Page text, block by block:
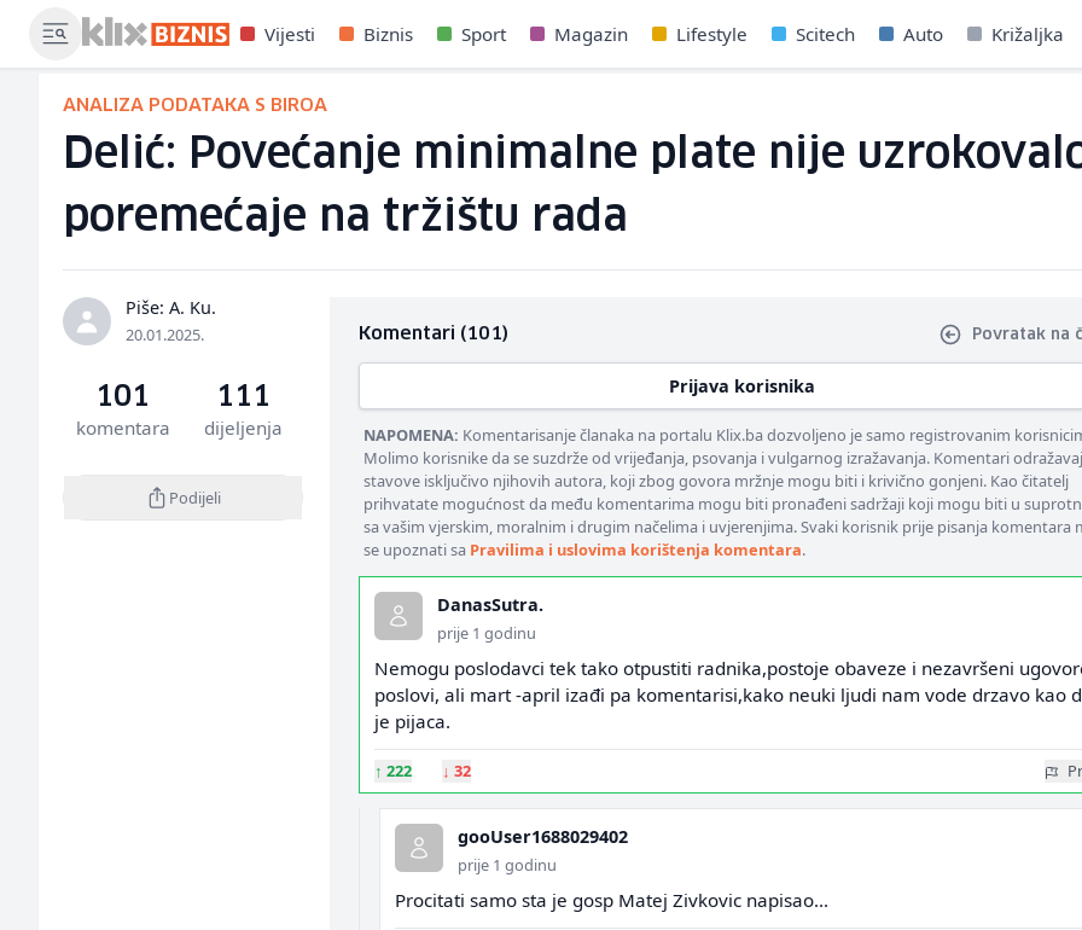
Vijesti Biznis Sport Magazin Lifestyle Scitech Auto Križaljka
ANALIZA PODATAKA S BIROA
Delić: Povećanje minimalne plate nije
poremećaje na tržištu rada
Piše: A. Ku.
20.01.2025.
101
komentara
111
dijeljenja
Podijeli
Komentari (101) Povratak na
Prijava korisnika
NAPOMENA: Komentarisanje članaka na portalu Klix.ba dozvoljeno je samo registrovanim
Molimo korisnike da se suzdrže od vrijeđanja, psovanja i vulgarnog izražavanja. Komentari
stavove isključivo njihovih autora, koji zbog govora mržnje mogu biti i krivično gonjeni. Kao čitatelj
prihvatate mogućnost da među komentarima mogu biti pronađeni sadržaji koji mogu biti u
sa vašim vjerskim, moralnim i drugim načelima i uvjerenjima. Svaki korisnik prije pisanja komentara
se upoznati sa Pravilima i uslovima korištenja komentara.
DanasSutra.
prije 1 godinu
Nemogu poslodavci tek tako otpustiti radnika,postoje obaveze i nezavršeni
poslovi, ali mart -april izađi pa komentarisi,kako neuki ljudi nam vode drzavo kao
je pijaca.
↑ 222 ↓ 32
gooUser1688029402
prije 1 godinu
Procitati samo sta je gosp Matej Zivkovic napisao...